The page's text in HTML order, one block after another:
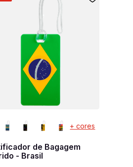
+ cores
de Bagagem
- Brasil